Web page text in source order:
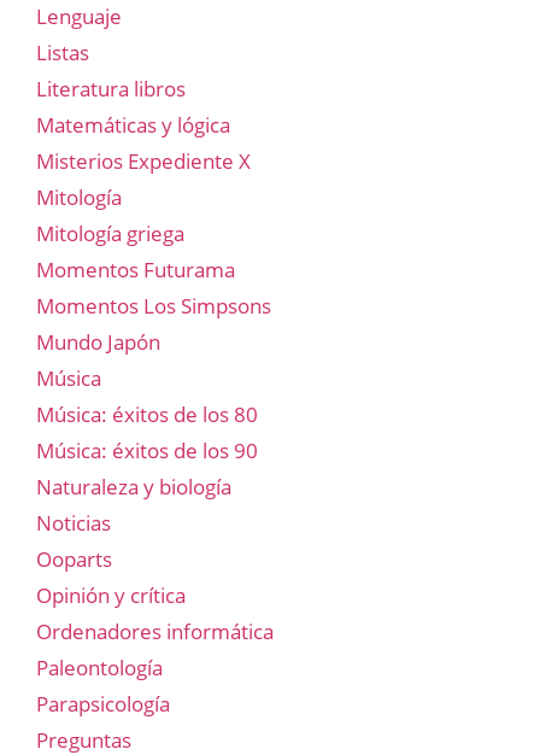
Lenguaje
Listas
Literatura libros
Matemáticas y lógica
Misterios Expediente X
Mitología
Mitología griega
Momentos Futurama
Momentos Los Simpsons
Mundo Japón
Música
Música: éxitos de los 80
Música: éxitos de los 90
Naturaleza y biología
Noticias
Ooparts
Opinión y crítica
Ordenadores informática
Paleontología
Parapsicología
Preguntas